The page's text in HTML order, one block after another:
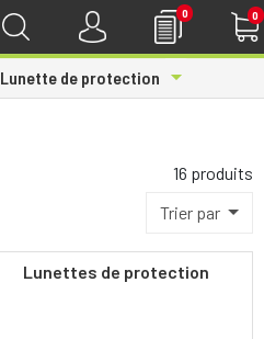
0 0
Lunette de protection Toggle
16 produits
Trier par
Lunettes de protection